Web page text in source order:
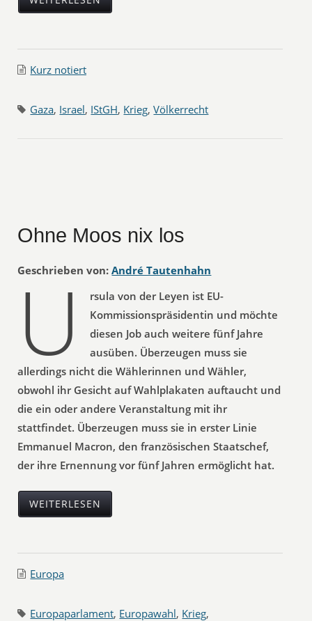
Kurz notiert
Gaza, Israel, IStGH, Krieg,Völkerrecht
Ohne Moos nix los
Geschrieben von: André Tautenhahn
U
rsula von der Leyen ist EU-
Kommissionspräsidentin und möchte
diesen Job auch weitere fünf Jahre
ausüben. Überzeugen muss sie
allerdings nicht die Wählerinnen und Wähler,
obwohl ihr Gesicht auf Wahlplakaten auftaucht und
die ein oder andere Veranstaltung mit ihr
stattfindet. Überzeugen muss sie in erster Linie
Emmanuel Macron, den französischen Staatschef,
der ihre Ernennung vor fünf Jahren ermöglicht hat.
WEITERLESEN
Europa
Europaparlament, Europawahl, Krieg,